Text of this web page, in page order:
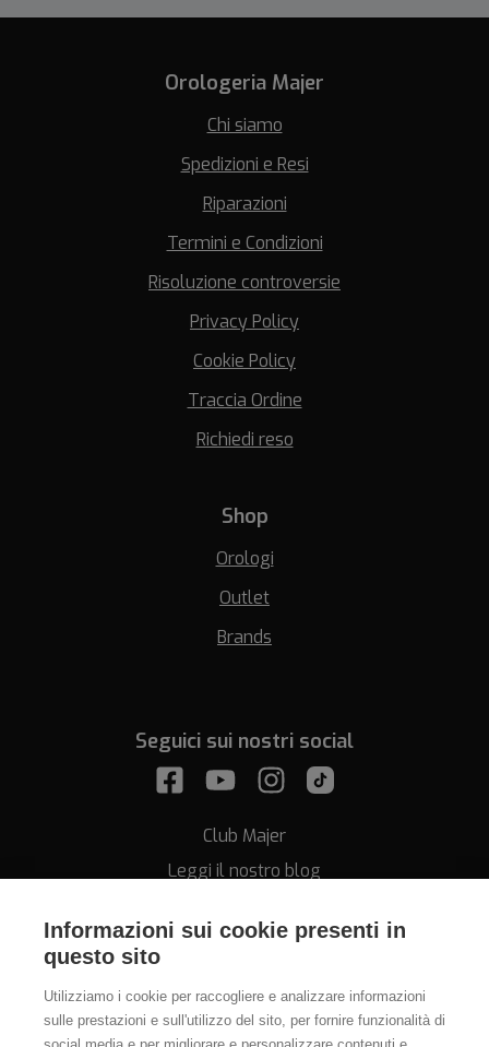
Informazioni sui cookie presenti in
questo sito
Utilizziamo i cookie per raccogliere e analizzare informazioni
sulle prestazioni e sull'utilizzo del sito, per fornire funzionalità di
Orologeria Majer
Chi siamo
Spedizioni e Resi
Riparazioni
Termini e Condizioni
Risoluzione controversie
Privacy Policy
Cookie Policy
Traccia Ordine
Richiedi reso
Shop
Orologi
Outlet
Brands
Seguici sui nostri social
Club Majer
Leggi il nostro blog
Assistenza